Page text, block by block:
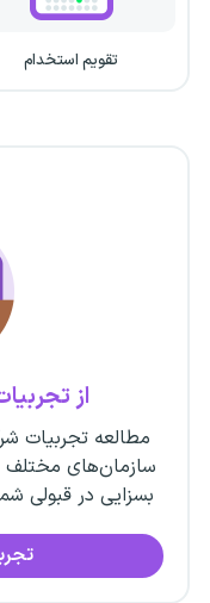
تقویم استخدام
از
مطالعه تجربیات
سازمان‌های مختلف
بسزایی در قبولی